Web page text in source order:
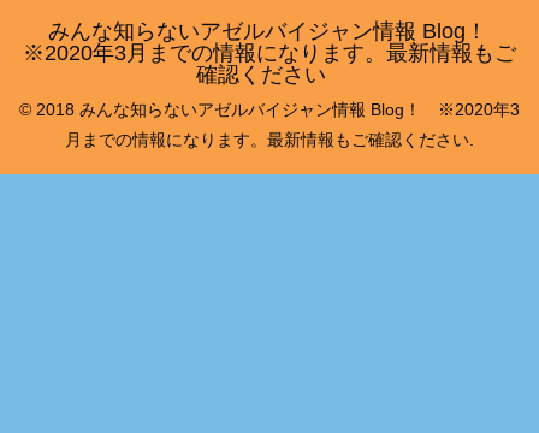
みんな知らないアゼルバイジャン情報 Blog！
※2020年3月までの情報になります。最新情報もご
確認ください
© 2018 みんな知らないアゼルバイジャン情報 Blog！ ※2020年3
月までの情報になります。最新情報もご確認ください.